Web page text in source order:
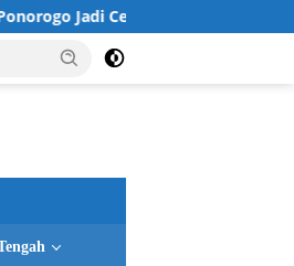
Cermin, Dimyati Soroti Tata